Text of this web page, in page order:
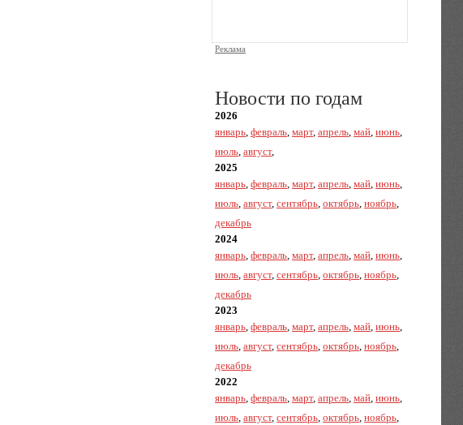
Реклама
Новости по годам
2026
январь,февраль,март,апрель,май,июнь,
июль,август,
2025
январь,февраль,март,апрель,май,июнь,
июль,август,сентябрь,октябрь,ноябрь,
декабрь
2024
январь,февраль,март,апрель,май,июнь,
июль,август,сентябрь,октябрь,ноябрь,
декабрь
2023
январь,февраль,март,апрель,май,июнь,
июль,август,сентябрь,октябрь,ноябрь,
декабрь
2022
январь,февраль,март,апрель,май,июнь,
июль,август,сентябрь,октябрь,ноябрь,